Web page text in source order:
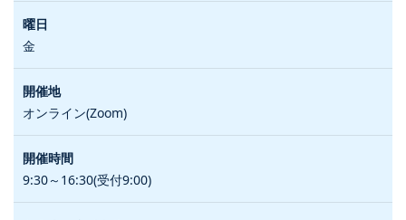
金
オンライン(Zoom)
9:30～16:30(受付9:00)